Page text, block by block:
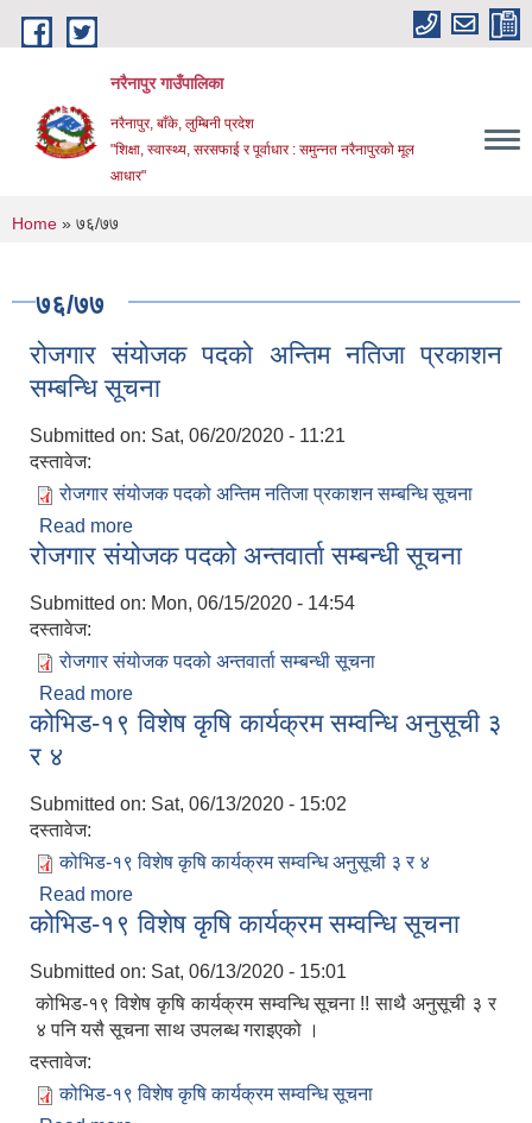
Skip to main content
नरैनापुर गाउँपालिका
नरैनापुर, बाँके, लुम्बिनी प्रदेश
"शिक्षा, स्वास्थ्य, सरसफाई र पूर्वाधार : समुन्नत नरैनापुरको मूल
आधार"
You are here
Home » ७६/७७
७६/७७
रोजगार संयोजक पदको अन्तिम नतिजा प्रकाशन
सम्बन्धि सूचना
Submitted on: Sat, 06/20/2020 - 11:21
दस्तावेज:
रोजगार संयोजक पदको अन्तिम नतिजा प्रकाशन सम्बन्धि सूचना
Read more
सम्बन्धि सूचना
रोजगार संयोजक पदको अन्तवार्ता सम्बन्धी सूचना
Submitted on: Mon, 06/15/2020 - 14:54
दस्तावेज:
रोजगार संयोजक पदको अन्तवार्ता सम्बन्धी सूचना
Read more
कोभिड-१९ विशेष कृषि कार्यक्रम सम्वन्धि अनुसूची ३
र ४
Submitted on: Sat, 06/13/2020 - 15:02
दस्तावेज:
कोभिड-१९ विशेष कृषि कार्यक्रम सम्वन्धि अनुसूची ३ र ४
Read more
र ४
कोभिड-१९ विशेष कृषि कार्यक्रम सम्वन्धि सूचना
Submitted on: Sat, 06/13/2020 - 15:01
कोभिड-१९ विशेष कृषि कार्यक्रम सम्वन्धि सूचना !! साथै अनुसूची ३ र
४ पनि यसै सूचना साथ उपलब्ध गराइएको ।
दस्तावेज:
कोभिड-१९ विशेष कृषि कार्यक्रम सम्वन्धि सूचना